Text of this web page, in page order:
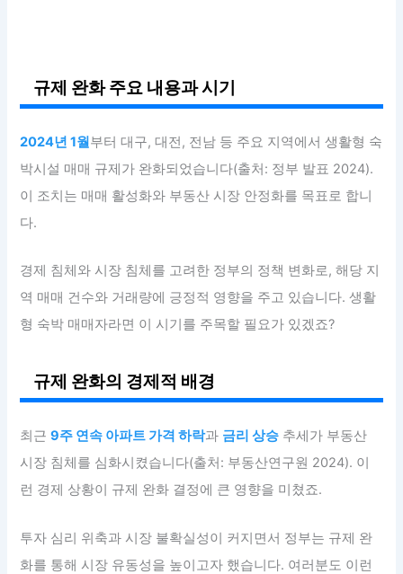
규제 완화 주요 내용과 시기
2024년 1월부터 대구, 대전, 전남 등 주요 지역에서 생활형 숙
박시설 매매 규제가 완화되었습니다(출처: 정부 발표 2024).
이 조치는 매매 활성화와 부동산 시장 안정화를 목표로 합니
다.
경제 침체와 시장 침체를 고려한 정부의 정책 변화로, 해당 지
역 매매 건수와 거래량에 긍정적 영향을 주고 있습니다. 생활
형 숙박 매매자라면 이 시기를 주목할 필요가 있겠죠?
규제 완화의 경제적 배경
최근9주 연속 아파트 가격 하락과 금리 상승 추세가 부동산
시장 침체를 심화시켰습니다(출처: 부동산연구원 2024). 이
런 경제 상황이 규제 완화 결정에 큰 영향을 미쳤죠.
투자 심리 위축과 시장 불확실성이 커지면서 정부는 규제 완
화를 통해 시장 유동성을 높이고자 했습니다. 여러분도 이런